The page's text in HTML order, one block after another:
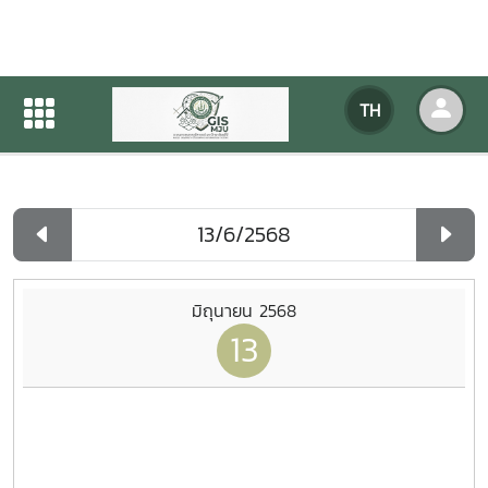
TH
ปฏิทินกิจกรรมของหน่วยงาน
ปฏิทินกิจกรรมของหน่วยงาน รายวัน
มิถุนายน 2568
13